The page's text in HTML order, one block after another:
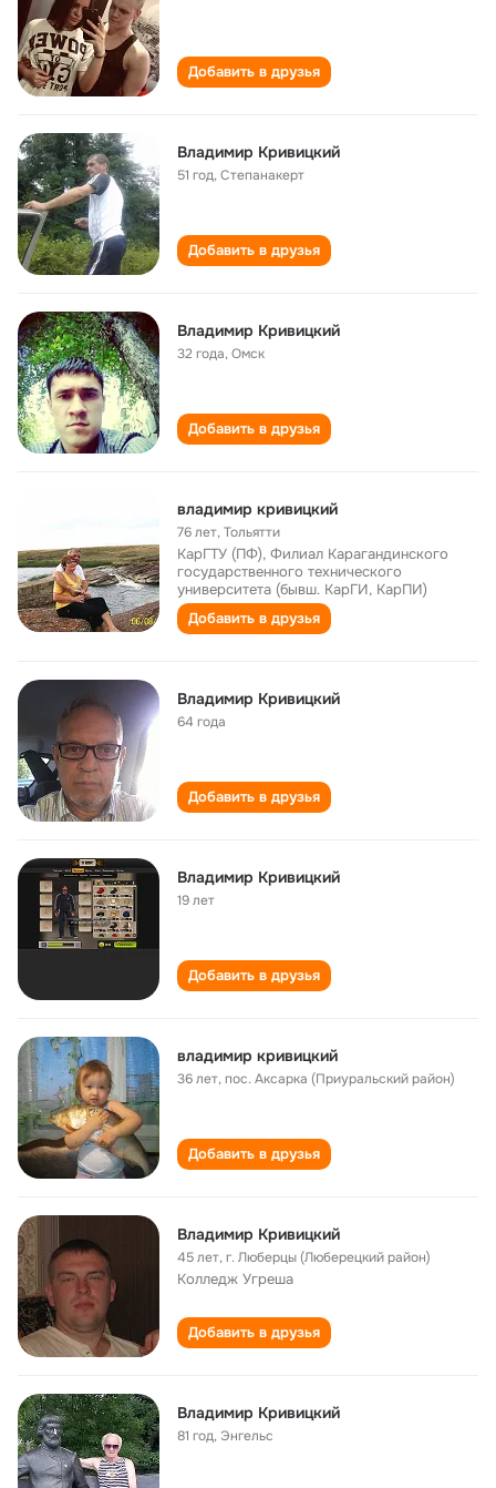
Добавить в друзья
Владимир Кривицкий
51 год,Степанакерт
Добавить в друзья
Владимир Кривицкий
32 года,Омск
Добавить в друзья
владимир кривицкий
76 лет,Тольятти
КарГТУ (ПФ), Филиал Карагандинского
государственного технического
университета (бывш. КарГИ, КарПИ)
Добавить в друзья
Владимир Кривицкий
64 года
Добавить в друзья
Владимир Кривицкий
19 лет
Добавить в друзья
владимир кривицкий
36 лет,пос. Аксарка (Приуральский район)
Добавить в друзья
Владимир Кривицкий
45 лет,г. Люберцы (Люберецкий район)
Колледж Угреша
Добавить в друзья
Владимир Кривицкий
81 год, Энгельс